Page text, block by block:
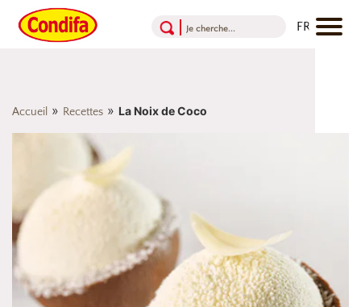
Accueil » Recettes » La Noix de Coco